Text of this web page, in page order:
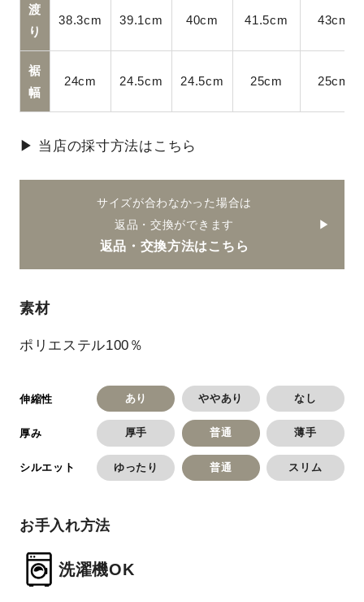
渡
り
38.3cm 39.1cm 40cm 41.5cm 43cm
裾
幅
24cm 24.5cm 24.5cm 25cm 25cm
▶ 当店の採寸方法はこちら
サイズが合わなかった場合は
返品・交換ができます
返品・交換方法はこちら
素材
ポリエステル100％
伸縮性 あり ややあり なし
厚み 厚手 普通 薄手
シルエット ゆったり 普通 スリム
お手入れ方法
洗濯機OK